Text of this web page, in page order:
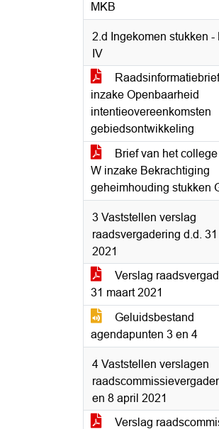
MKB
2.d Ingekomen stukken -
IV
inzake Openbaarheid
intentieovereenkomsten
gebiedsontwikkeling
Brief van het
W inzake Bekrachtiging
geheimhouding stukken
3 Vaststellen verslag
raadsvergadering d.d.
2021
Verslag
31 maart 2021
Geluidsbestand
agendapunten 3 en 4
4 Vaststellen verslagen
en 8 april 2021
Verslag